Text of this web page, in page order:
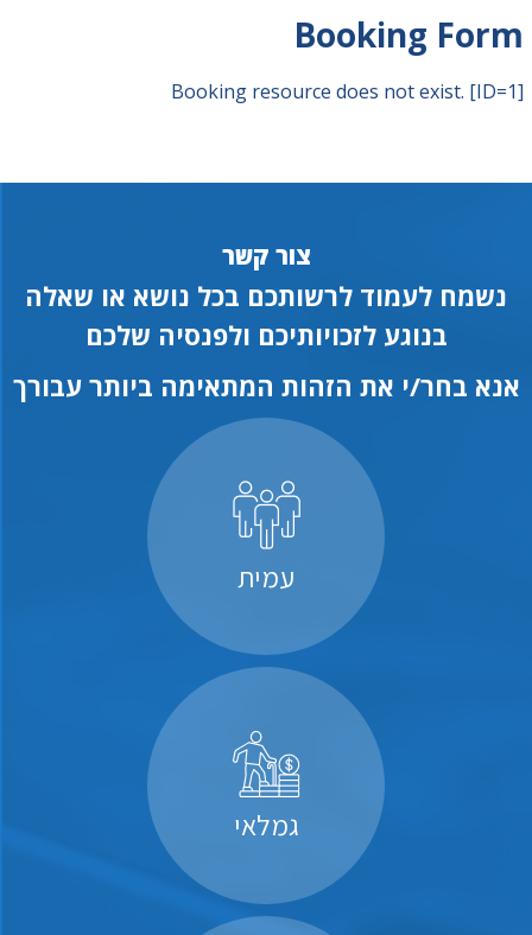
Booking Form
Booking resource does not exist. [ID=1]
צור קשר
נשמח לעמוד לרשותכם בכל נושא או שאלה
בנוגע לזכויותיכם ולפנסיה שלכם
אנא בחר/י את הזהות המתאימה ביותר עבורך
עמית
גמלאי